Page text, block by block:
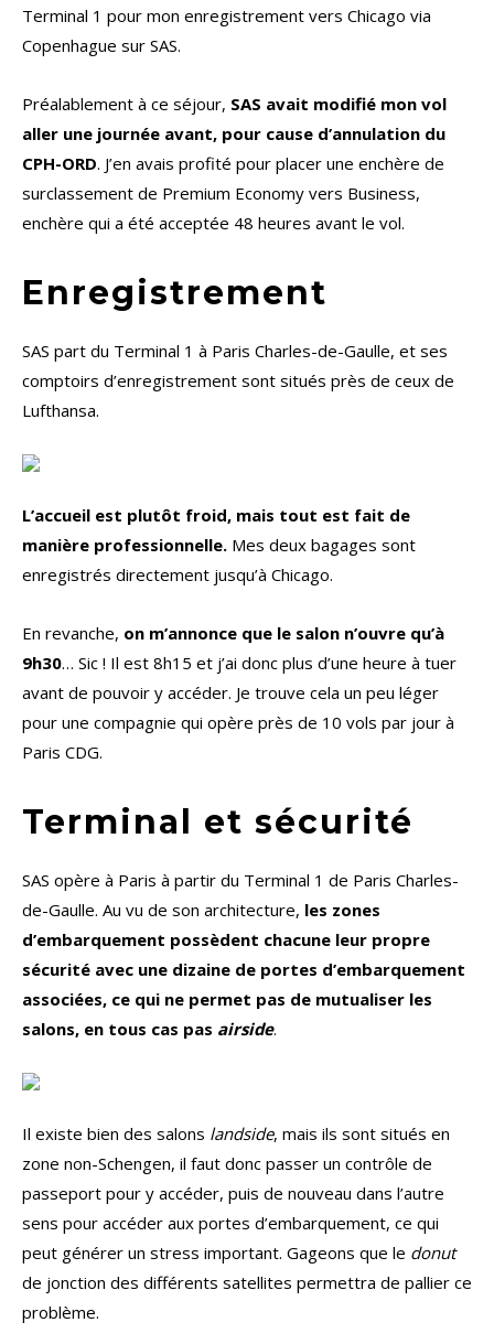
Terminal 1 pour mon enregistrement vers Chicago via
Copenhague sur SAS.
Préalablement à ce séjour, SAS avait modifié mon vol
aller une journée avant, pour cause d’annulation du
CPH-ORD. J’en avais profité pour placer une enchère de
surclassement de Premium Economy vers Business,
enchère qui a été acceptée 48 heures avant le vol.
Enregistrement
SAS part du Terminal 1 à Paris Charles-de-Gaulle, et ses
comptoirs d’enregistrement sont situés près de ceux de
Lufthansa.
L’accueil est plutôt froid, mais tout est fait de
manière professionnelle. Mes deux bagages sont
enregistrés directement jusqu’à Chicago.
En revanche, on m’annonce que le salon n’ouvre qu’à
9h30… Sic ! Il est 8h15 et j’ai donc plus d’une heure à tuer
avant de pouvoir y accéder. Je trouve cela un peu léger
pour une compagnie qui opère près de 10 vols par jour à
Paris CDG.
Terminal et sécurité
SAS opère à Paris à partir du Terminal 1 de Paris Charles-
de-Gaulle. Au vu de son architecture, les zones
d’embarquement possèdent chacune leur propre
sécurité avec une dizaine de portes d’embarquement
associées, ce qui ne permet pas de mutualiser les
salons, en tous cas pas airside.
Il existe bien des salons landside, mais ils sont situés en
zone non-Schengen, il faut donc passer un contrôle de
passeport pour y accéder, puis de nouveau dans l’autre
sens pour accéder aux portes d’embarquement, ce qui
peut générer un stress important. Gageons que le donut
de jonction des différents satellites permettra de pallier ce
problème.